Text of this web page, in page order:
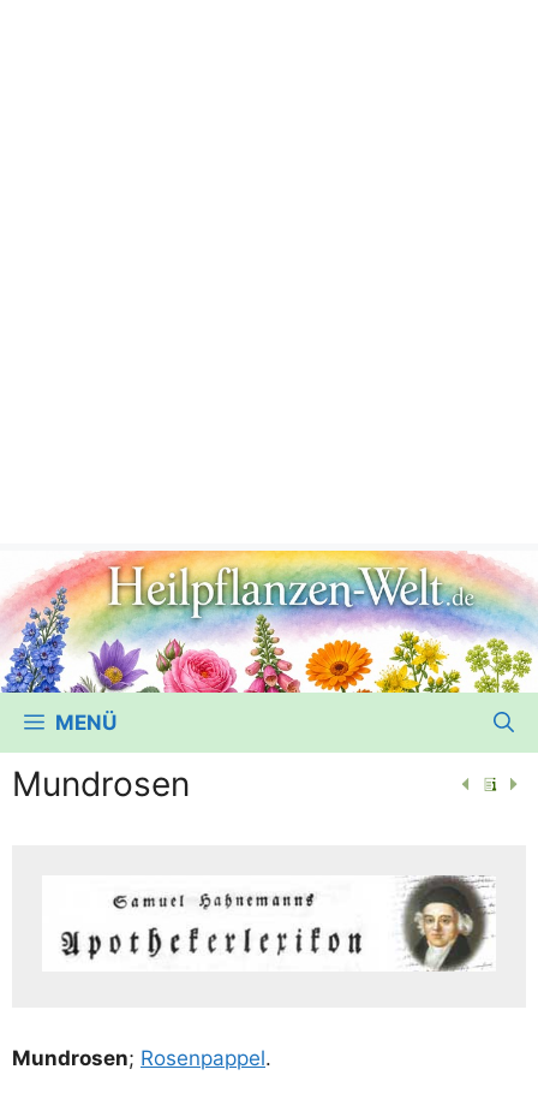
MENÜ
Mundrosen
Mund­ro­sen; Rosen­pap­pel.